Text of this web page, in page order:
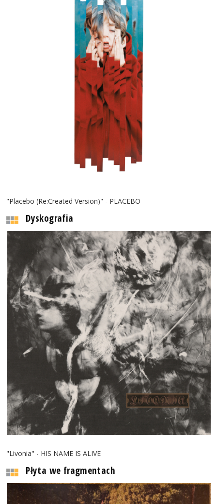
"Placebo (Re:Created Version)" - PLACEBO
Dyskografia
"Livonia" - HIS NAME IS ALIVE
Płyta we fragmentach